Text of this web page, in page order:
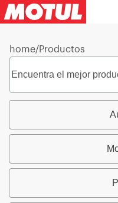
home/Productos